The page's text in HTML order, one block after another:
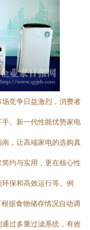
竞争日益激烈，消费者
。新一代性能优势家电
，让高端家电的选购真
约与实用，更在核心性
保和高效运行等。例
据食物储存情况自动调
过多重过滤系统，有效